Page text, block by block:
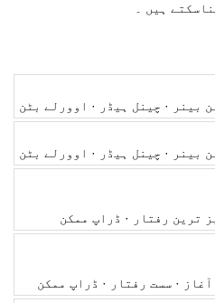
ہیں ۔
بینر · چینل ہیڈر · اوورلے بٹن
بینر · چینل ہیڈر · اوورلے بٹن
ترین رفتار · ڈراپ ممکن
· سست رفتار · ڈراپ ممکن